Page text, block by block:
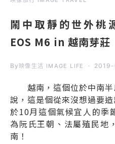
鬧中取靜的世外
EOS M6 in 越南芽莊
By 映像生活 IMAGE LIFE
越南，這個位於中南半
說，這是個從來沒想過要
於10月這個氣候宜人的季
為阮氏王朝、法屬殖民
南！